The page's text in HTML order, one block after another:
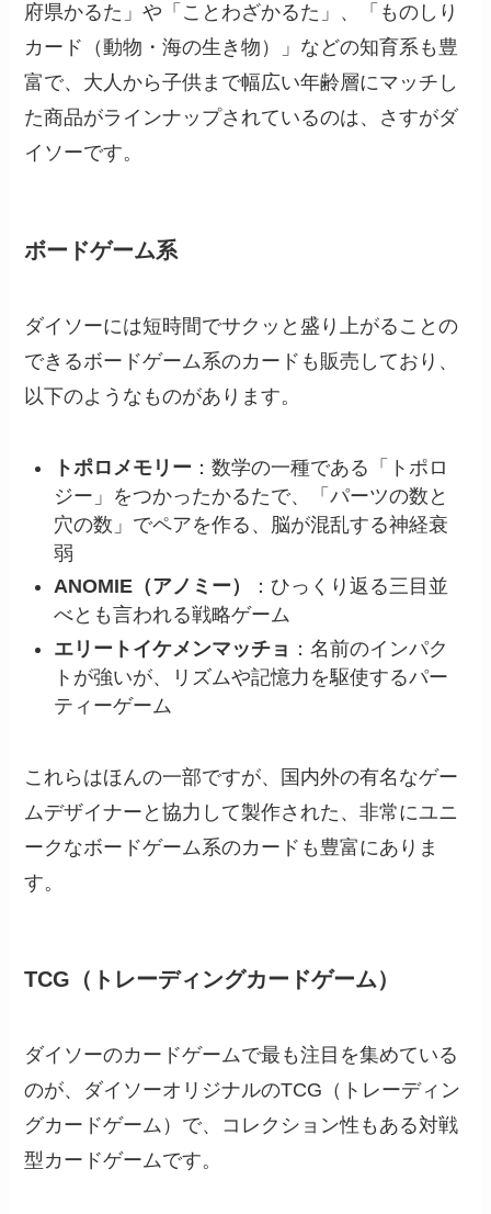
府県かるた」や「ことわざかるた」、「ものしり
カード（動物・海の生き物）」などの知育系も豊
富で、大人から子供まで幅広い年齢層にマッチし
た商品がラインナップされているのは、さすがダ
イソーです。
ボードゲーム系
ダイソーには短時間でサクッと盛り上がることの
できるボードゲーム系のカードも販売しており、
以下のようなものがあります。
トポロメモリー ：数学の一種である「トポロ
ジー」をつかったかるたで、「パーツの数と
穴の数」でペアを作る、脳が混乱する神経衰
弱
ANOMIE（アノミー）
：ひっくり返る三目並
べとも言われる戦略ゲーム
エリートイケメンマッチョ ：名前のインパク
トが強いが、リズムや記憶力を駆使するパー
ティーゲーム
これらはほんの一部ですが、国内外の有名なゲー
ムデザイナーと協力して製作された、非常にユニ
ークなボードゲーム系のカードも豊富にありま
す。
TCG（トレーディングカードゲーム）
ダイソーのカードゲームで最も注目を集めている
のが、ダイソーオリジナルのTCG（トレーディン
グカードゲーム）で、コレクション性もある対戦
型カードゲームです。